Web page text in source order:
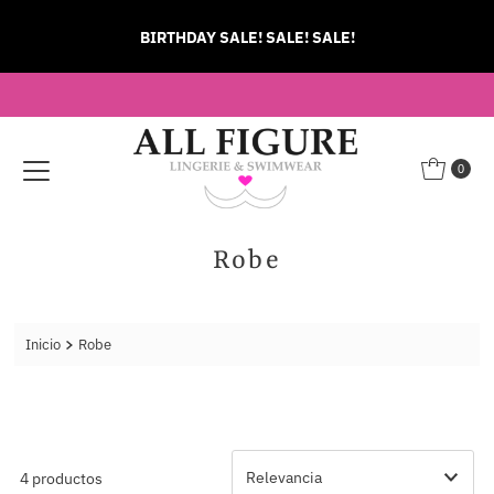
BIRTHDAY SALE! SALE! SALE!
0
Robe
Inicio Robe
4 productos